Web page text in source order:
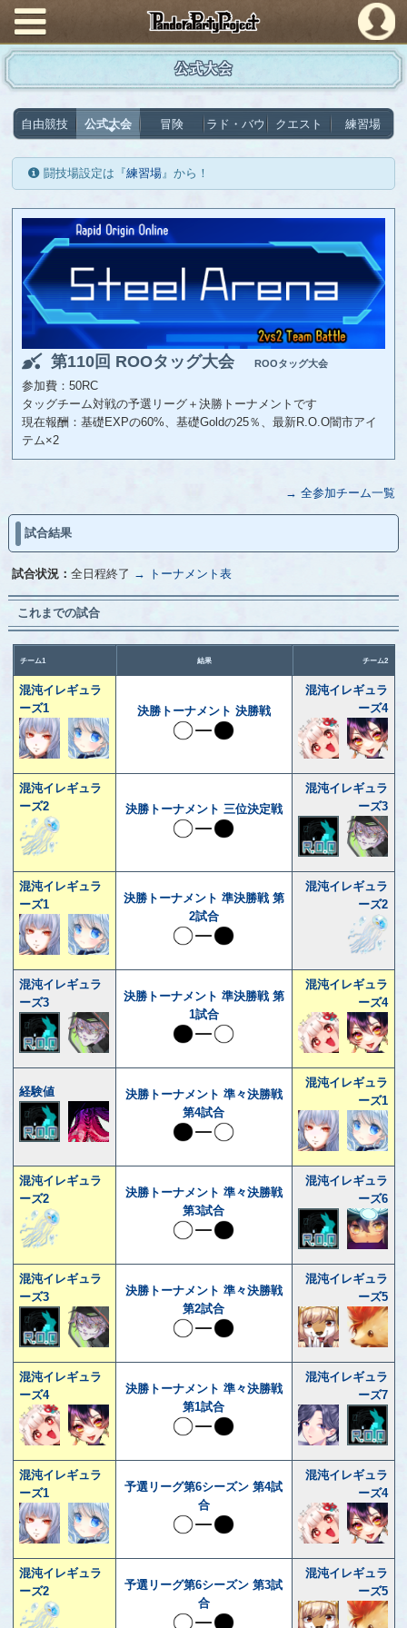
PandoraPartyProject
公式大会
自由競技 公式大会 冒険 ラド・バウ クエスト 練習場
闘技場設定は『練習場』から！
第110回 ROOタッグ大会 ROOタッグ大会
参加費：50RC
タッグチーム対戦の予選リーグ＋決勝トーナメントです
現在報酬：基礎EXPの60%、基礎Goldの25％、最新R.O.O闇市アイ
テム×2
→ 全参加チーム一覧
試合結果
試合状況：全日程終了 → トーナメント表
これまでの試合
チーム1 結果 チーム2
混沌イレギュラ
ーズ1
決勝トーナメント 決勝戦
混沌イレギュラ
ーズ4
混沌イレギュラ
ーズ2
決勝トーナメント 三位決定戦
混沌イレギュラ
ーズ3
混沌イレギュラ
ーズ1
決勝トーナメント 準決勝戦 第
2試合
混沌イレギュラ
ーズ2
混沌イレギュラ
ーズ3
決勝トーナメント 準決勝戦 第
1試合
混沌イレギュラ
ーズ4
経験値
決勝トーナメント 準々決勝戦
第4試合
混沌イレギュラ
ーズ1
混沌イレギュラ
ーズ2
決勝トーナメント 準々決勝戦
第3試合
混沌イレギュラ
ーズ6
混沌イレギュラ
ーズ3
決勝トーナメント 準々決勝戦
第2試合
混沌イレギュラ
ーズ5
混沌イレギュラ
ーズ4
決勝トーナメント 準々決勝戦
第1試合
混沌イレギュラ
ーズ7
混沌イレギュラ
ーズ1
予選リーグ第6シーズン 第4試
合
混沌イレギュラ
ーズ4
混沌イレギュラ
ーズ2
予選リーグ第6シーズン 第3試
合
混沌イレギュラ
ーズ5